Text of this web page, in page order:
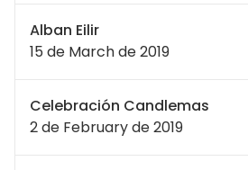
Alban Eilir
15 de March de 2019
Celebración Candlemas
2 de February de 2019